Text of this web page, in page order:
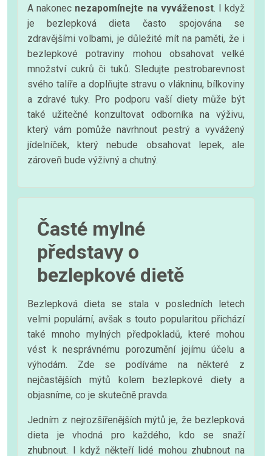
A nakonec nezapomínejte na vyváženost. I když
je bezlepková dieta často spojována se
zdravějšími volbami, je důležité mít na paměti, že i
bezlepkové potraviny mohou obsahovat velké
množství cukrů či tuků. Sledujte pestrobarevnost
svého talíře a doplňujte stravu o vlákninu, bílkoviny
a zdravé tuky. Pro podporu vaší diety může být
také užitečné konzultovat odborníka na výživu,
který vám pomůže navrhnout pestrý a vyvážený
jídelníček, který nebude obsahovat lepek, ale
zároveň bude výživný a chutný.
Časté mylné
představy o
bezlepkové dietě
Bezlepková dieta se stala v posledních letech
velmi populární, avšak s touto popularitou přichází
také mnoho mylných předpokladů, které mohou
vést k nesprávnému porozumění jejímu účelu a
výhodám. Zde se podíváme na některé z
nejčastějších mýtů kolem bezlepkové diety a
objasníme, co je skutečně pravda.
Jedním z nejrozšířenějších mýtů je, že bezlepková
dieta je vhodná pro každého, kdo se snaží
zhubnout. I když někteří lidé mohou zhubnout na